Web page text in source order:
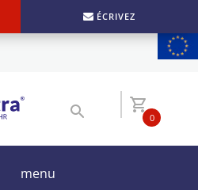
ÉCRIVEZ
0
menu